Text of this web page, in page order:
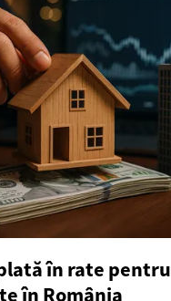
în rate pentru
în România